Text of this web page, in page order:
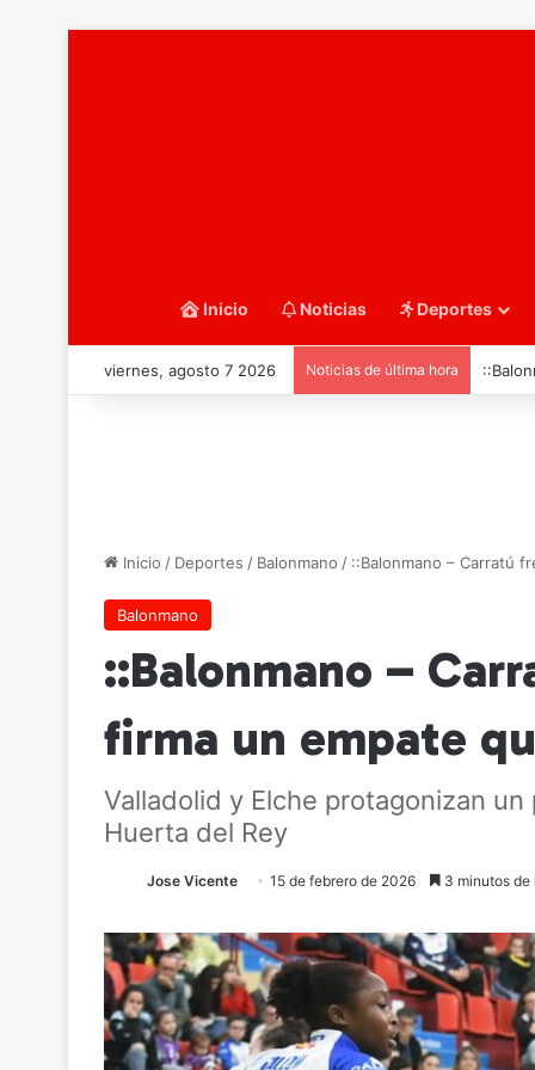
Inicio Noticias Deportes
viernes, agosto 7 2026 Noticias de última hora
Inicio / Deportes / Balonmano / ::Balonmano – Carratú
Balonmano
::Balonmano –
firma un empate
Valladolid y Elche protagonizan
Huerta del Rey
Jose Vicente 15 de febrero de 2026 3 minutos de